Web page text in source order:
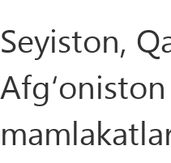
Seyiston,
Afg‘oniston